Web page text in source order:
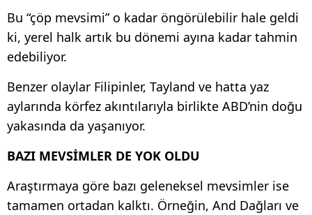
Bu “çöp mevsimi” o kadar öngörülebilir hale geldi
ki, yerel halk artık bu dönemi ayına kadar tahmin
edebiliyor.
Benzer olaylar Filipinler, Tayland ve hatta yaz
aylarında körfez akıntılarıyla birlikte ABD’nin doğu
yakasında da yaşanıyor.
BAZI MEVSİMLER DE YOK OLDU
Araştırmaya göre bazı geleneksel mevsimler ise
tamamen ortadan kalktı. Örneğin, And Dağları ve